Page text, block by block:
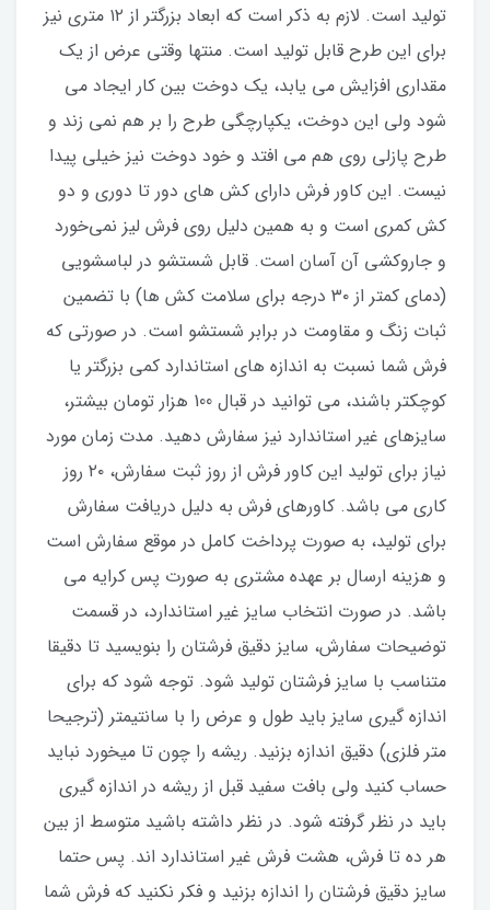
تولید است. لازم به ذکر است که ابعاد بزرگتر از ۱۲ متری نیز
برای این طرح قابل تولید است. منتها وقتی عرض از یک
مقداری افزایش می یابد، یک دوخت بین کار ایجاد می
شود ولی این دوخت، یکپارچگی طرح را بر هم نمی زند و
طرح پازلی روی هم می افتد و خود دوخت نیز خیلی پیدا
نیست. این کاور فرش دارای کش های دور تا دوری و دو
کش کمری است و به همین دلیل روی فرش لیز نمی‌خورد
و جاروکشی آن آسان است. قابل شستشو در لباسشویی
(دمای کمتر از ۳۰ درجه برای سلامت کش ها) با تضمین
ثبات زنگ و مقاومت در برابر شستشو است. در صورتی که
فرش شما نسبت به اندازه های استاندارد کمی بزرگتر یا
کوچکتر باشند، می توانید در قبال 100 هزار تومان بیشتر،
سایزهای غیر استاندارد نیز سفارش دهید. مدت زمان مورد
نیاز برای تولید این کاور فرش از روز ثبت سفارش، ۲۰ روز
کاری می باشد. کاورهای فرش به دلیل دریافت سفارش
برای تولید، به صورت پرداخت کامل در موقع سفارش است
و هزینه ارسال بر عهده مشتری به صورت پس کرایه می
باشد. در صورت انتخاب سایز غیر استاندارد، در قسمت
توضیحات سفارش، سایز دقیق فرشتان را بنویسید تا دقیقا
متناسب با سایز فرشتان تولید شود. توجه شود که برای
اندازه گیری سایز باید طول و عرض را با سانتیمتر (ترجیحا
متر فلزی) دقیق اندازه بزنید. ریشه را چون تا میخورد نباید
حساب کنید ولی بافت سفید قبل از ریشه در اندازه گیری
باید در نظر گرفته شود. در نظر داشته باشید متوسط از بین
هر ده تا فرش، هشت فرش غیر استاندارد اند. پس حتما
سایز دقیق فرشتان را اندازه بزنید و فکر نکنید که فرش شما